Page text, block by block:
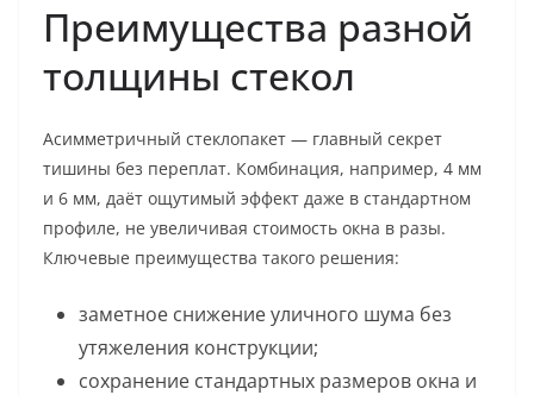
Преимущества разной
толщины стекол
Асимметричный стеклопакет — главный секрет
тишины без переплат. Комбинация, например, 4 мм
и 6 мм, даёт ощутимый эффект даже в стандартном
профиле, не увеличивая стоимость окна в разы.
Ключевые преимущества такого решения:
заметное снижение уличного шума без
утяжеления конструкции;
сохранение стандартных размеров окна и